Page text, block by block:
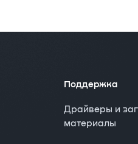
Поддержка
Драйверы и
материалы